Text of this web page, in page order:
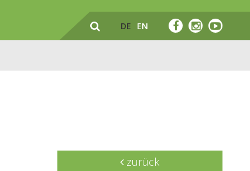
DE EN
zurück